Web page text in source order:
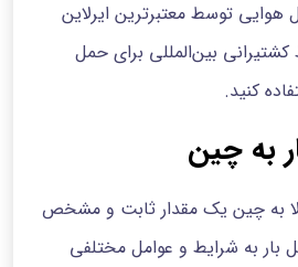
توسط معتبرترین ایرلاین
بین‌المللی برای حمل
کنید.
به چین
به چین یک مقدار ثابت و مشخص
به شرایط و عوامل مختلفی